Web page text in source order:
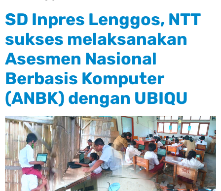
SD Inpres Lenggos, NTT
sukses melaksanakan
Asesmen Nasional
Berbasis Komputer
(ANBK) dengan UBIQU